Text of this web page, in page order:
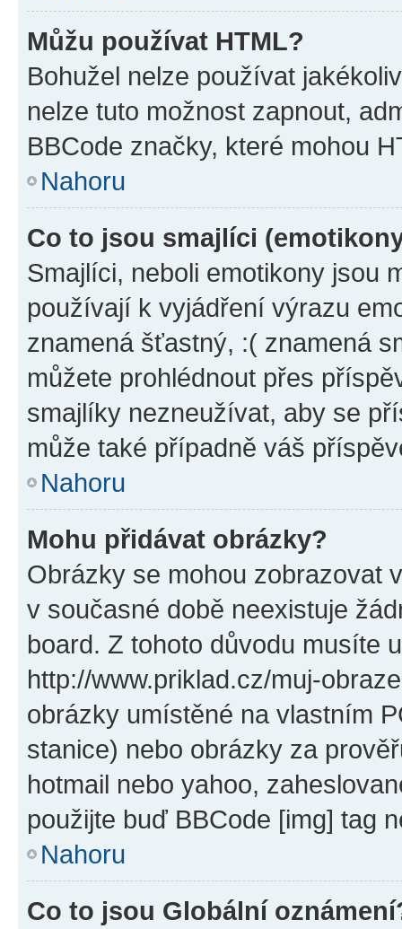
Můžu používat HTML?
Bohužel nelze používat
nelze tuto možnost zapnout,
BBCode značky, které mohou
Nahoru
Co to jsou smajlíci
Smajlíci, neboli emotikony jsou
používají k vyjádření výrazu
znamená šťastný, :( znamená
můžete prohlédnout přes
smajlíky nezneužívat, aby se
může také případně váš
Nahoru
Mohu přidávat obrázky?
Obrázky se mohou zobrazovat
v současné době neexistuje
board. Z tohoto důvodu musíte
http://www.priklad.cz/muj-
obrázky umístěné na vlastním
stanice) nebo obrázky za
hotmail nebo yahoo,
použijte buď BBCode [img] tag
Nahoru
Co to jsou Globální